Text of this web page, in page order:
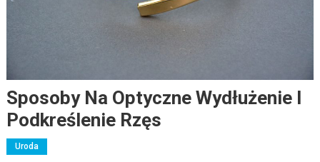
Sposoby Na Optyczne Wydłużenie I
Podkreślenie Rzęs
Uroda